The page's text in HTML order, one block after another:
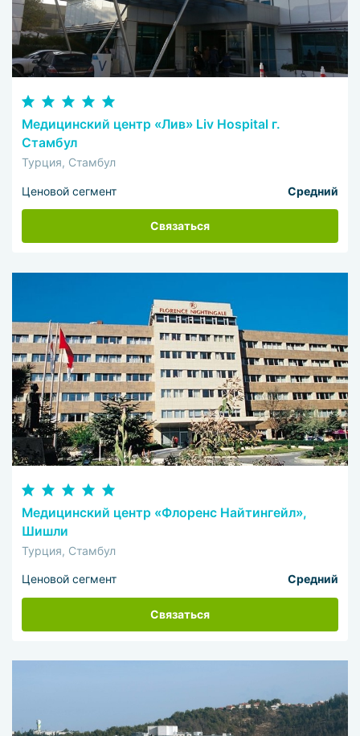
Медицинский центр «Лив» Liv Hospital г.
Стамбул
Турция, Стамбул
Ценовой сегмент Средний
Связаться
Медицинский центр «Флоренс Найтингейл»,
Шишли
Турция, Стамбул
Ценовой сегмент Средний
Связаться